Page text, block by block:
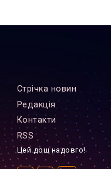
Стрiчка новин
Редакцiя
Контакти
RSS
Цей дощ надовго!